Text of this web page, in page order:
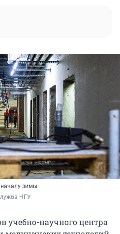
зимы
НГУ
учебно-научного центра